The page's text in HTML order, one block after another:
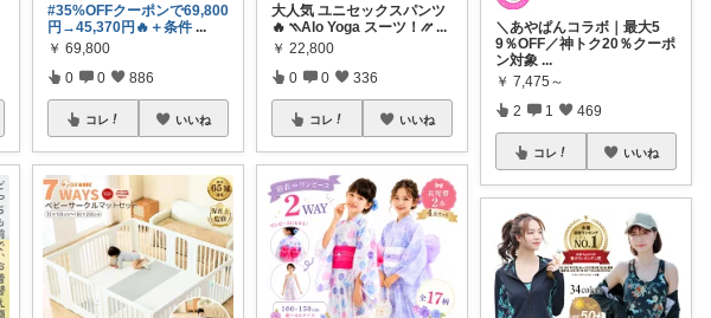
#35%OFFクーポンで69,800
円→45,370円🔥＋条件 ...
￥ 69,800
0 0 886
コレ いいね
大人気 ユニセックスパンツ
🔥 ⳹Alo Yoga スーツ！⳼...
￥ 22,800
0 0 336
コレ いいね
＼あやぱんコラボ｜最大5
9％OFF／神トク20％クーポ
ン対象...
￥ 7,475～
2 1 469
コレ いいね